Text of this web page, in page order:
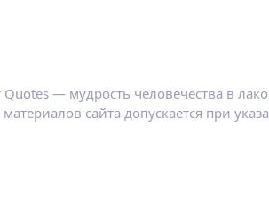
— мудрость человечества в
сайта допускается при